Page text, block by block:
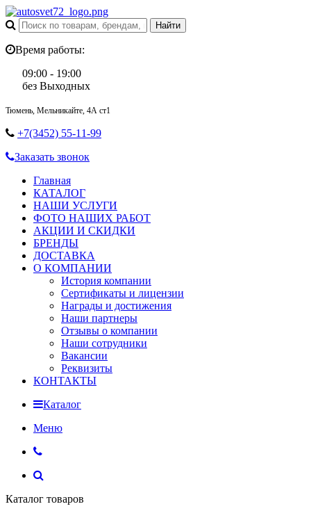
Время работы:
09:00 - 19:00
без Выходных
Тюмень, Мельникайте, 4А ст1
+7(3452) 55-11-99
Заказать звонок
Главная
КАТАЛОГ
НАШИ УСЛУГИ
ФОТО НАШИХ РАБОТ
АКЦИИ И СКИДКИ
БРЕНДЫ
ДОСТАВКА
О КОМПАНИИ
История компании
Сертификаты и лицензии
Награды и достижения
Наши партнеры
Отзывы о компании
Наши сотрудники
Вакансии
Реквизиты
КОНТАКТЫ
Каталог
Меню
Каталог товаров